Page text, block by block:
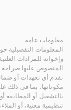
معلومات عامة
المعلومات
وإخوانه للمزادات
المنصوص عليها
نقدم أي تعهدات أو
مكوناتها، بما في ذلك
بالتشغيل أو المطابقة
تنظيمية معنية، أو